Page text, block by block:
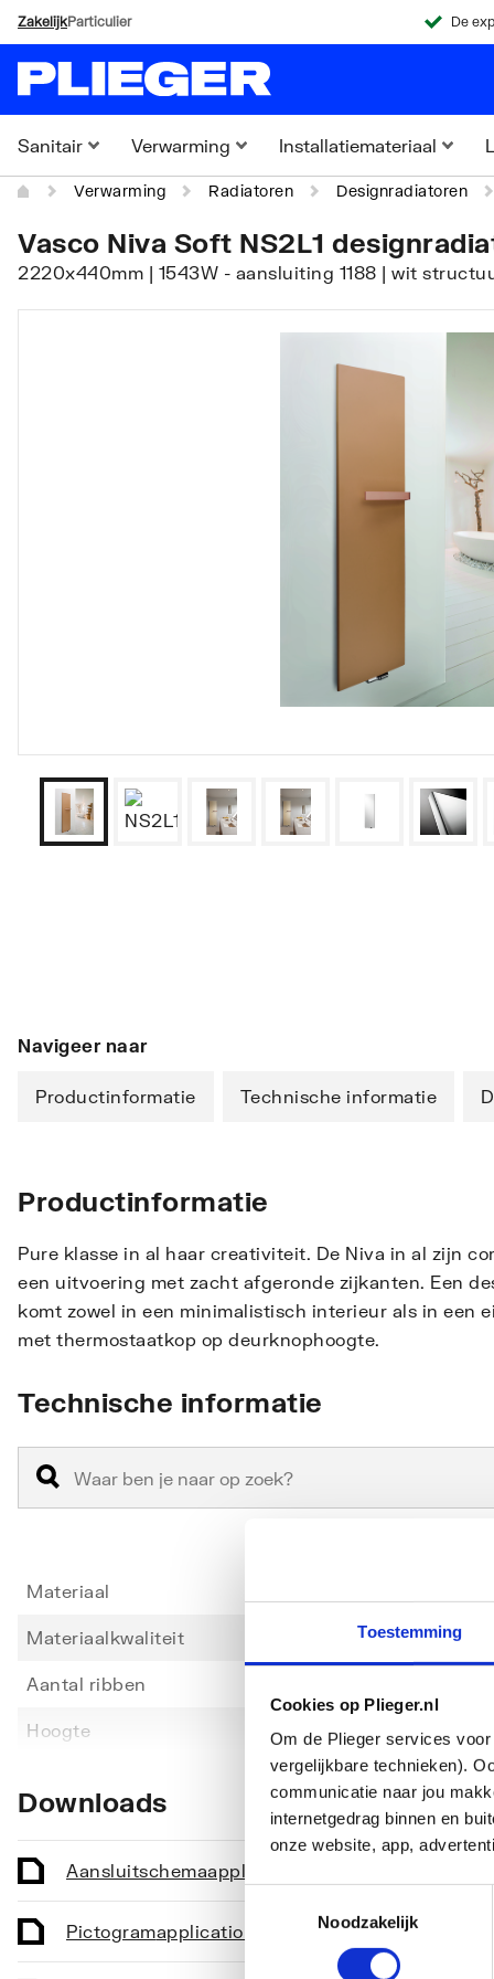
Toestemming
Cookies op Plieger.nl
Om de Plieger services
vergelijkbare technieken).
communicatie naar jou
internetgedrag binnen en
onze website, app,
Noodzakelijk
ZakelijkParticulier De
Sanitair Verwarming Installatiemateriaal
Verwarming Radiatoren Designradiatoren
Vasco Niva Soft NS2L1
2220x440mm | 1543W - aansluiting 1188 | wit
Navigeer naar
Productinformatie Technische informatie
Productinformatie
Pure klasse in al haar creativiteit. De Niva in al zijn
een uitvoering met zacht afgeronde zijkanten. Een
komt zowel in een minimalistisch interieur als in een
met thermostaatkop op deurknophoogte.
Technische informatie
Materiaal
Materiaalkwaliteit Overig
Aantal ribben
Hoogte 2220
440
119
Diepte vanaf wand tot voorzijde
Vorm stralingsbuis
Vorm collector
Downloads
Aansluitschemaapplication/pdf
Pictogramapplication/pdf 232 KB